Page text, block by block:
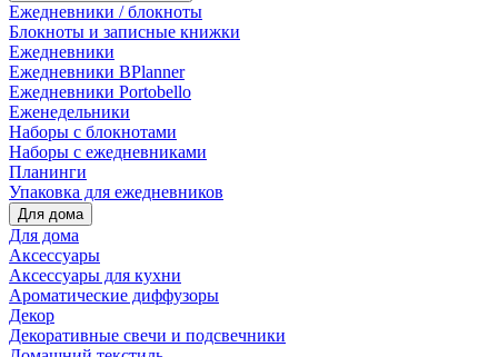
Ежедневники / блокноты
Блокноты и записные книжки
Ежедневники
Ежедневники BPlanner
Ежедневники Portobello
Еженедельники
Наборы с блокнотами
Наборы с ежедневниками
Планинги
Упаковка для ежедневников
Для дома
Для дома
Аксессуары
Аксессуары для кухни
Ароматические диффузоры
Декор
Декоративные свечи и подсвечники